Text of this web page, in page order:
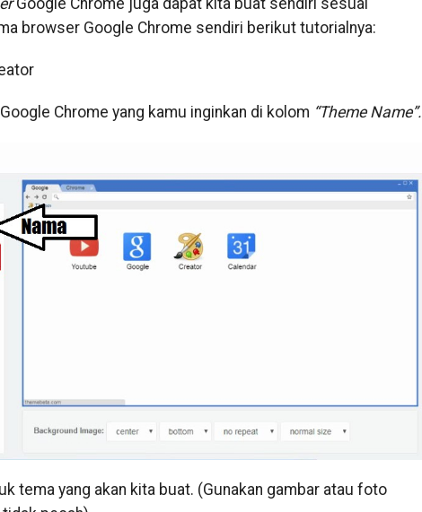
Google Chrome juga dapat kita buat sendiri sesuai
browser Google Chrome sendiri berikut tutorialnya:
Chrome yang kamu inginkan di kolom “Theme Name”.
tema yang akan kita buat. (Gunakan gambar atau foto